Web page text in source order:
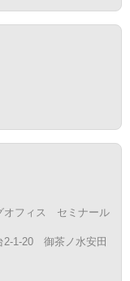
オフィス セミナール
2-1-20 御茶ノ水安田